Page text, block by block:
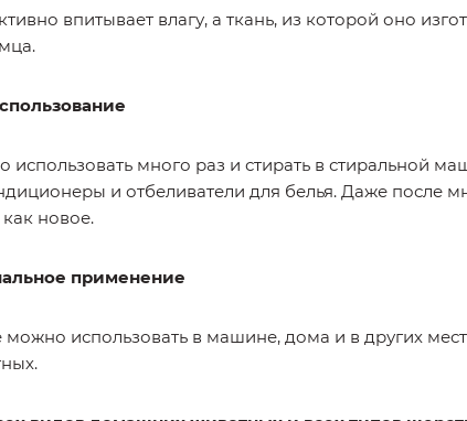
впитывает влагу, а ткань, из которой оно
много раз и стирать в стиральной
и отбеливатели для белья. Даже после
как новое.
применение
использовать в машине, дома и в других